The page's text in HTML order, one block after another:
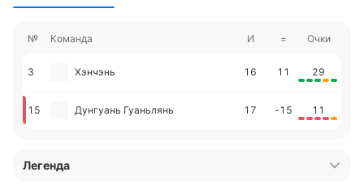
№ Команда И = Очки
3 Хэнчэнь 16 11 29
15 Дунгуань Гуаньлянь 17 -15 11
Легенда